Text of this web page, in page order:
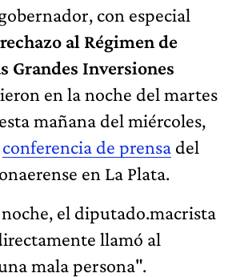
con especial
al Régimen de
Grandes Inversiones
en la noche del martes
mañana del miércoles,
conferencia de prensa del
en La Plata.
el diputado.macrista
llamó al
mala persona".